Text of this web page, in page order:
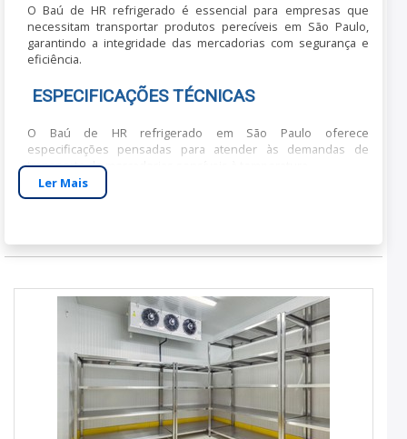
O Baú de HR refrigerado é essencial para empresas que
necessitam transportar produtos perecíveis em São Paulo,
garantindo a integridade das mercadorias com segurança e
eficiência.
ESPECIFICAÇÕES TÉCNICAS
O Baú de HR refrigerado em São Paulo oferece
especificações pensadas para atender às demandas de
transporte de mercadorias sensíveis à temperatura.
Dimensões:
alta qualidade para máxima durabilidade e eficiência
Capacidade:Normalmente até 2 toneladas, ideal
para pequenas e médias cargas.
Compatibilidade:Adaptável a diferentes modelos
Ler Mais